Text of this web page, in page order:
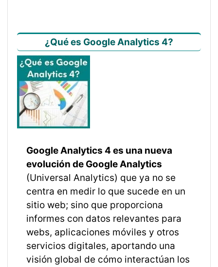
¿Qué es Google Analytics 4?
Google Analytics 4 es una nueva
evolución de Google Analytics
(Universal Analytics) que ya no se
centra en medir lo que sucede en un
sitio web; sino que proporciona
informes con datos relevantes para
webs, aplicaciones móviles y otros
servicios digitales, aportando una
visión global de cómo interactúan los